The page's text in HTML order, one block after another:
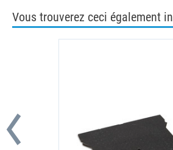
Vous trouverez ceci également